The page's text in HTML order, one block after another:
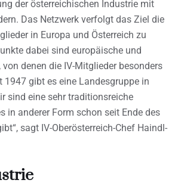
der österreichischen Industrie mit
Das Netzwerk verfolgt das Ziel die
in Europa und Österreich zu
dabei sind europäische und
denen die IV-Mitglieder besonders
1947 gibt es eine Landesgruppe in
sind eine sehr traditionsreiche
in anderer Form schon seit Ende des
sagt IV-Oberösterreich-Chef Haindl-